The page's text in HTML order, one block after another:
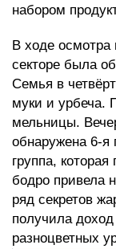
набором
В ходе осмотра
секторе была
Семья в
муки и урбеча.
мельницы.
обнаружена 6-я
группа,
бодро привела
ряд секретов
получила
разноцветных